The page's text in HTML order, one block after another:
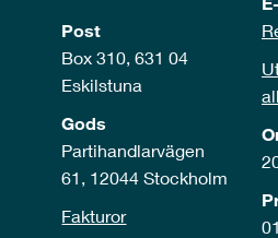
Post
Box 310, 631 04
Eskilstuna
Gods
Partihandlarvägen
61, 12044 Stockholm
Fakturor